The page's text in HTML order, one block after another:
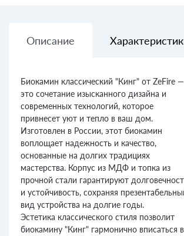
Описание
Биокамин классический "Кинг" от ZeFire —
это сочетание изысканного дизайна и
современных технологий, которое
привнесет уют и тепло в ваш дом.
Изготовлен в России, этот биокамин
воплощает надежность и качество,
основанные на долгих традициях
мастерства. Корпус из МДФ и топка из
прочной стали гарантируют
и устойчивость, сохраняя
вид устройства на долгие годы.
Эстетика классического стиля позволит
биокамину "Кинг" гармонично вписаться в